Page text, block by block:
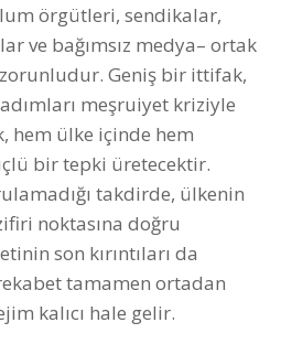
örgütleri, sendikalar,
ve bağımsız medya– ortak
Geniş bir ittifak,
meşruiyet kriziyle
hem ülke içinde hem
bir tepki üretecektir.
takdirde, ülkenin
noktasına doğru
son kırıntıları da
tamamen ortadan
kalıcı hale gelir.